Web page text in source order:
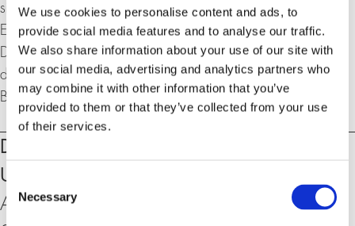
We use cookies to personalise content and ads, to
provide social media features and to analyse our traffic.
We also share information about your use of our site with
our social media, advertising and analytics partners who
may combine it with other information that you’ve
provided to them or that they’ve collected from your use
of their services.
Consent
Selection
Necessary
sich vor allem mit dem Euro, Griechenland, der
Europäischen Zentralbank, grüner Energie, der
Demographie und der Migration. Zuvor widmete er sich
der deutschen Wiedervereinigung, dem Steuerwesen, der
Bankenregulierung und dem Versicherungswesen.
Veranstaltungen
Dienstag, 15. Mai 2018, 18:30 – 20:00
Uhr
An der Universität Zürich, Rämistrasse 71,